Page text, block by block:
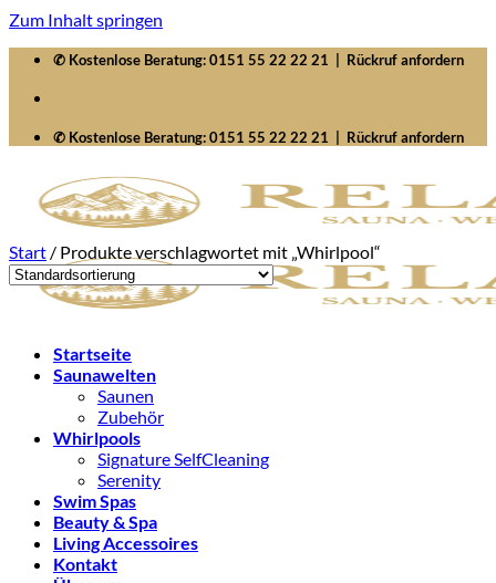
Zum Inhalt springen
✆ Kostenlose Beratung:0151 55 22 22 21 Rückruf anfordern
✆ Kostenlose Beratung:0151 55 22 22 21 Rückruf anfordern
Startseite
Saunawelten
Saunen
Zubehör
Whirlpools
Signature SelfCleaning
Serenity
Swim Spas
Beauty & Spa
Living Accessoires
Kontakt
Start / Produkte verschlagwortet mit „Whirlpool“